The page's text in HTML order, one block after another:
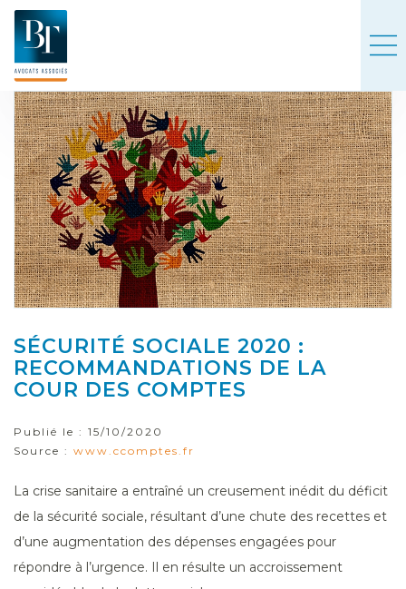
SÉCURITÉ SOCIALE 2020 :
RECOMMANDATIONS DE LA
COUR DES COMPTES
Publié le : 15/10/2020
Source : www.ccomptes.fr
La crise sanitaire a entraîné un creusement inédit du déficit
de la sécurité sociale, résultant d’une chute des recettes et
d’une augmentation des dépenses engagées pour
répondre à l’urgence. Il en résulte un accroissement